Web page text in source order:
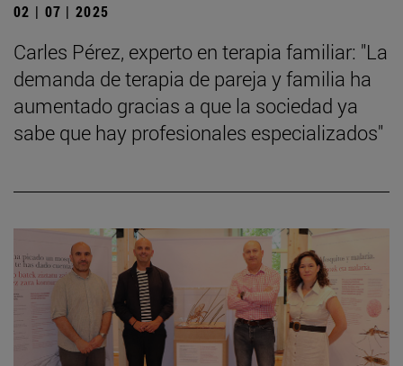
02 | 07 | 2025
Carles Pérez, experto en terapia familiar: "La
demanda de terapia de pareja y familia ha
aumentado gracias a que la sociedad ya
sabe que hay profesionales especializados"